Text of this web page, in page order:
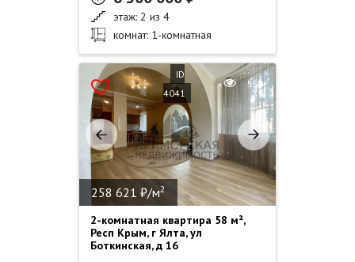
этаж: 2 из 4
комнат: 1-комнатная
ID
4041
558
258 621 ₽/м2
2-комнатная квартира 58 м²,
Респ Крым, г Ялта, ул
Боткинская, д 16